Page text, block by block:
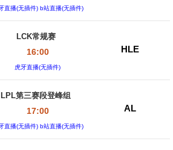
直播(无插件) b站直播(无插件)
LCK常规赛
16:00
虎牙直播(无插件)
HLE
LPL第三赛段登峰组
17:00
直播(无插件) b站直播(无插件)
AL